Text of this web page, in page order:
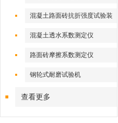
混凝土路面砖抗折强度试验装
置
混凝土透水系数测定仪
路面砖摩擦系数测定仪
钢轮式耐磨试验机
查看更多